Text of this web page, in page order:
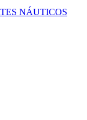
NÁUTICOS